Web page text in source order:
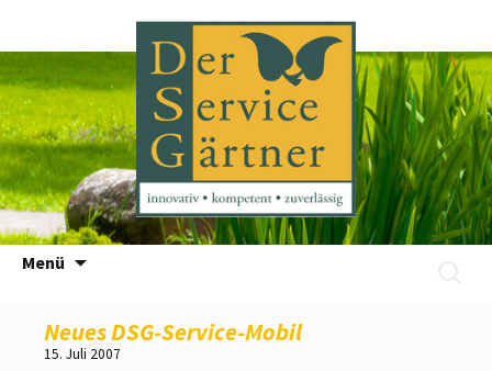
Menü
Zum
Neues DSG-Service-Mobil
15. Juli 2007